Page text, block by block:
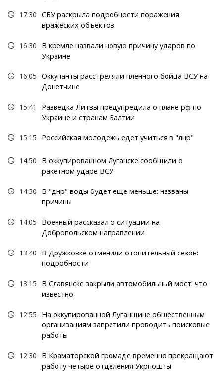
17:30 СБУ раскрыла подробности поражения
вражеских объектов
16:30
В кремле назвали новую причину ударов по
Украине
16:05 Оккупанты расстреляли пленного бойца ВСУ на
Донетчине
15:41
Разведка Литвы предупредила о плане рф по
Украине и странам Балтии
15:15 Российская молодежь едет учиться в "лнр"
14:50
В оккупированном Луганске сообщили о
ракетном ударе ВСУ
14:30
В "днр" воды будет еще меньше: названы
причины
14:05
Военный рассказал о ситуации на
Добропольском направлении
13:40
В Дружковке отменили отопительный сезон:
подробности
13:15
В Славянске закрыли автомобильный мост: что
известно
12:55
На оккупированной Луганщине общественным
организациям запретили проводить поисковые
работы
12:30
В Краматорской громаде временно прекращают
работу четыре отделения Укрпошты